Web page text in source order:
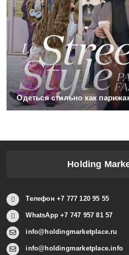
Одеться стильно как
Holding
Телефон +7 777 120 95 55
WhatsApp +7 747 957 81 57
info@holdingmarketplace.ru
info@holdingmarketplace.info